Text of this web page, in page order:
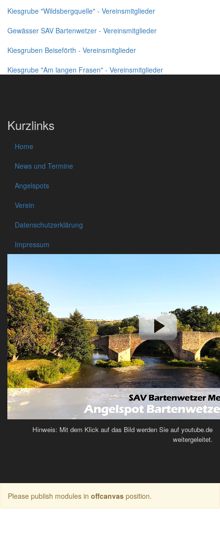
Kiesgrube "Wildsbergquelle" - Vereinsmitglieder
Gewässer SAV Bartenwetzer - Vereinsmitglieder
Kiesgruben Beiseförth - Vereinsmitglieder
Kiesgrube "Am langen Frasen" - Vereinsmitglieder
Kurzlinks
Home
News und Termine
Angelspots
Verein
Datenschutzerklärung
Impressum
Hinweis: Mit dem Klick auf das Bild werden Sie auf youtube.de
weitergeleitet.
Please publish modules in offcanvas position.